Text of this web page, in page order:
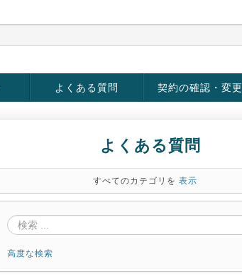
よくある質問 契約の確認・変更
よくある質問
すべてのカテゴリを 表示
高度な検索